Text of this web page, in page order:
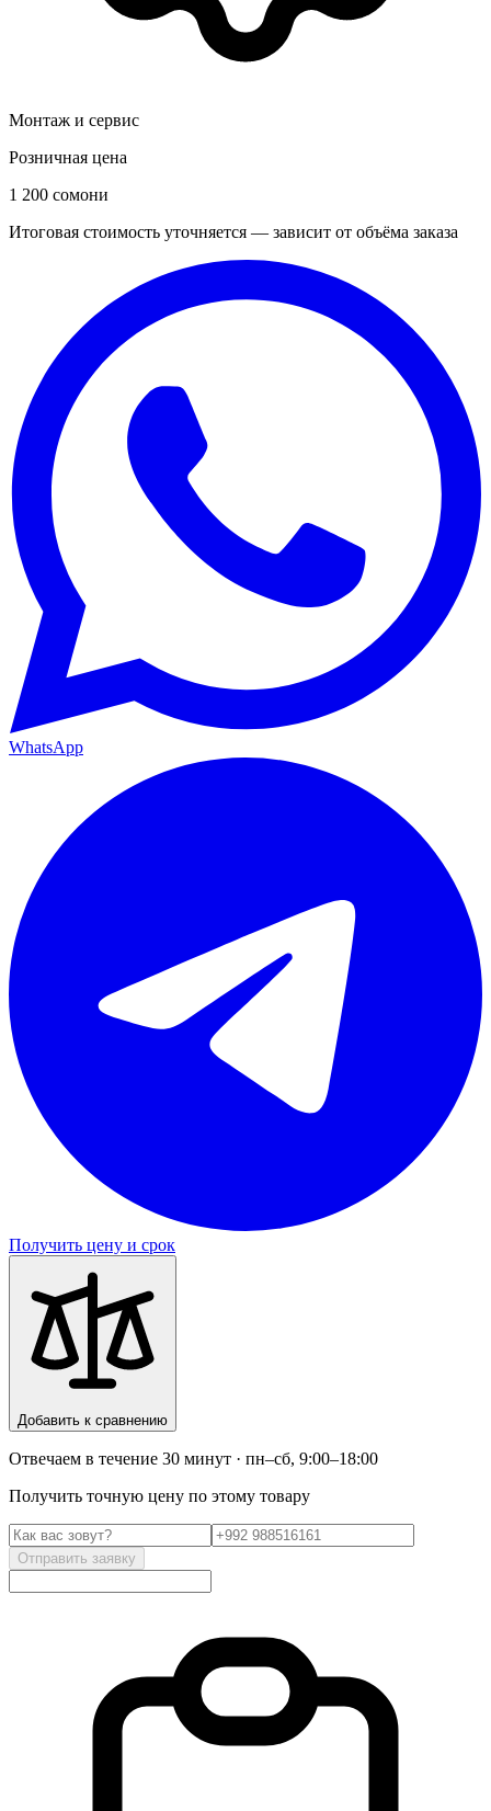
Монтаж и сервис
Розничная цена
1 200 сомони
Итоговая стоимость уточняется — зависит от объёма заказа
WhatsApp
Получить цену и срок
Добавить к сравнению
Отвечаем в течение 30 минут · пн–сб, 9:00–18:00
Получить точную цену по этому товару
Отправить заявку